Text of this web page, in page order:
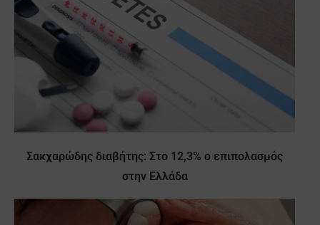
Σακχαρώδης διαβήτης: Στο 12,3% ο επιπολασμός
στην Ελλάδα